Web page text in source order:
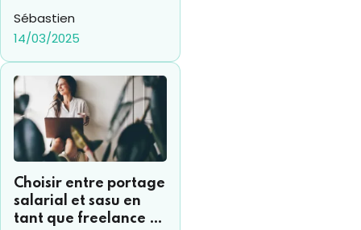
et la fameuse loi de
Pareto. Mais savez-vous
qu'il existe aussi la règle
domaine de la gestion
du budget familial ? On
peut considérer la
gestion d'un budget
d'une entreprise, ce n'est
pas loufoque, et il est
Sébastien
14/03/2025
Choisir entre portage
salarial et sasu en
tant que freelance :